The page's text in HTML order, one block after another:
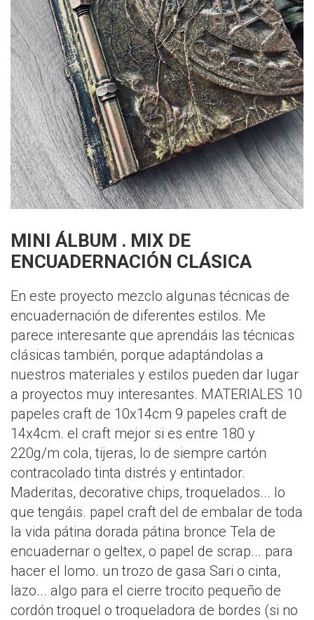
MINI ÁLBUM . MIX DE
ENCUADERNACIÓN CLÁSICA
En este proyecto mezclo algunas técnicas de
encuadernación de diferentes estilos. Me
parece interesante que aprendáis las técnicas
clásicas también, porque adaptándolas a
nuestros materiales y estilos pueden dar lugar
a proyectos muy interesantes. MATERIALES 10
papeles craft de 10x14cm 9 papeles craft de
14x4cm. el craft mejor si es entre 180 y
220g/m cola, tijeras, lo de siempre cartón
contracolado tinta distrés y entintador.
Maderitas, decorative chips, troquelados... lo
que tengáis. papel craft del de embalar de toda
la vida pátina dorada pátina bronce Tela de
encuadernar o geltex, o papel de scrap... para
hacer el lomo. un trozo de gasa Sari o cinta,
lazo... algo para el cierre trocito pequeño de
cordón troquel o troqueladora de bordes (si no